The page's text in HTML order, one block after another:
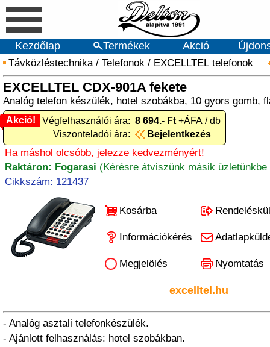
Kezdőlap Termékek Akció
Távközléstechnika/ Telefonok / EXCELLTEL telefonok
EXCELLTEL CDX-901A fekete
Analóg telefon készülék, hotel szobákba, 10 gyors gomb,
Akció!
Akció! Végfelhasználói ára: 8 694.- Ft +ÁFA / db
Viszonteladói ára:
Bejelentkezés
Ha máshol olcsóbb, jelezze kedvezményért!
Raktáron: Fogarasi (Kérésre átviszünk másik üzletünkbe
Cikkszám: 121437
Kosárba
Információkérés
Megjelölés Nyomtatás
excelltel.hu
- Analóg asztali telefonkészülék.
- Ajánlott felhasználás: hotel szobákban.